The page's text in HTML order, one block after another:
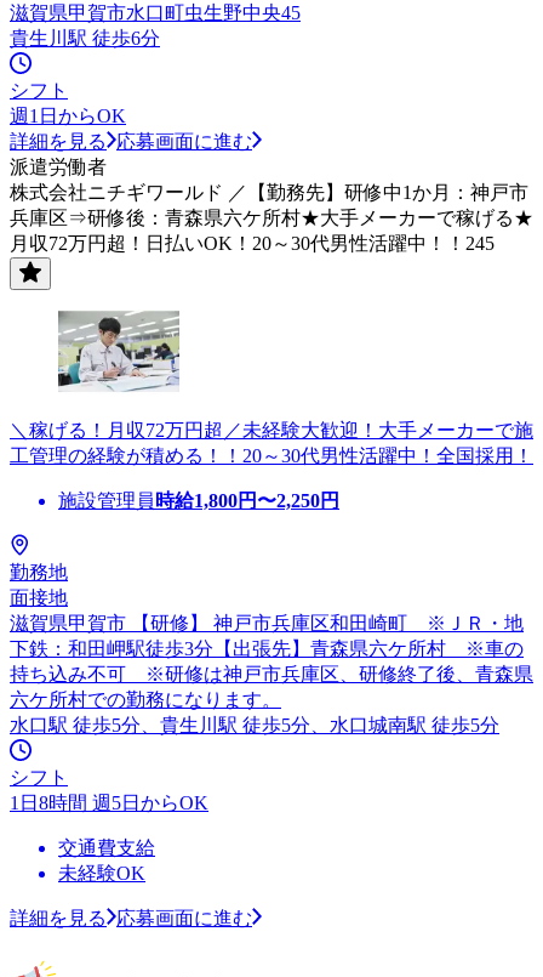
滋賀県甲賀市水口町虫生野中央45
貴生川駅 徒歩6分
シフト
週1日からOK
詳細を見る
応募画面に進む
派遣労働者
株式会社ニチギワールド ／【勤務先】研修中1か月：神戸市
兵庫区⇒研修後：青森県六ケ所村★大手メーカーで稼げる★
月収72万円超！日払いOK！20～30代男性活躍中！！245
＼稼げる！月収72万円超／未経験大歓迎！大手メーカーで施
工管理の経験が積める！！20～30代男性活躍中！全国採用！
施設管理員 時給1,800円〜2,250円
勤務地
面接地
滋賀県甲賀市 【研修】 神戸市兵庫区和田崎町 ※ＪＲ・地
下鉄：和田岬駅徒歩3分【出張先】青森県六ケ所村 ※車の
持ち込み不可 ※研修は神戸市兵庫区、研修終了後、青森県
六ケ所村での勤務になります。
水口駅 徒歩5分、貴生川駅 徒歩5分、水口城南駅 徒歩5分
シフト
1日8時間 週5日からOK
交通費支給
未経験OK
詳細を見る 応募画面に進む